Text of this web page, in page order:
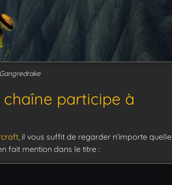
participe à
, il vous suffit de regarder n’importe quelle
fait mention dans le titre :